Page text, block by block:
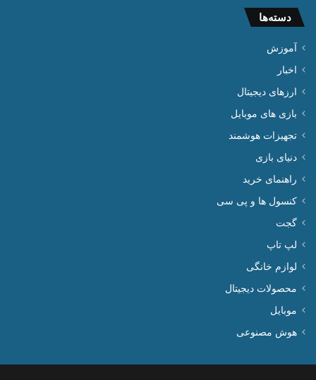
دسته‌ها
آموزش
اخبار
ارزهای دیجیتال
بازی های موبایل
تجهیزات هوشمند
دنیای بازی
راهنمای خرید
کنسول ها و پی سی
گجت
لپ تاپ
لوازم خانگی
محصولات دیجیتال
موبایل
هوش مصنوعی